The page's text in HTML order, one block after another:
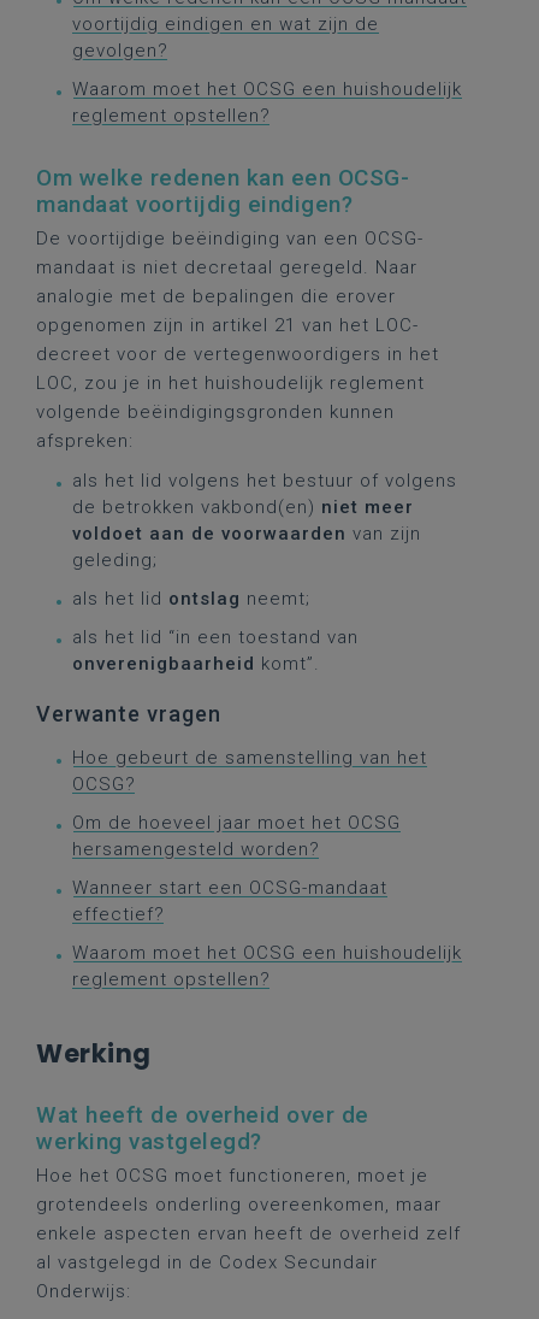
voortijdig eindigen en wat zijn de
gevolgen?
Waarom moet het OCSG een huishoudelijk
reglement opstellen?
Om welke redenen kan een OCSG-
mandaat voortijdig eindigen?
De voortijdige beëindiging van een OCSG-
mandaat is niet decretaal geregeld. Naar
analogie met de bepalingen die erover
opgenomen zijn in artikel 21 van het LOC-
decreet voor de vertegenwoordigers in het
LOC, zou je in het huishoudelijk reglement
volgende beëindigingsgronden kunnen
afspreken:
als het lid volgens het bestuur of volgens
de betrokken vakbond(en) niet meer
voldoet aan de voorwaarden van zijn
geleding;
als het lid ontslag neemt;
als het lid “in een toestand van
onverenigbaarheid komt”.
Verwante vragen
Hoe gebeurt de samenstelling van het
OCSG?
Om de hoeveel jaar moet het OCSG
hersamengesteld worden?
Wanneer start een OCSG-mandaat
effectief?
Waarom moet het OCSG een huishoudelijk
reglement opstellen?
Werking
Wat heeft de overheid over de
werking vastgelegd?
Hoe het OCSG moet functioneren, moet je
grotendeels onderling overeenkomen, maar
enkele aspecten ervan heeft de overheid zelf
al vastgelegd in de Codex Secundair
Onderwijs: